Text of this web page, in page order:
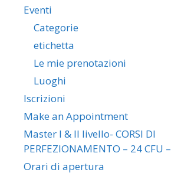
Eventi
Categorie
etichetta
Le mie prenotazioni
Luoghi
Iscrizioni
Make an Appointment
Master I & II livello- CORSI DI
PERFEZIONAMENTO – 24 CFU –
Orari di apertura